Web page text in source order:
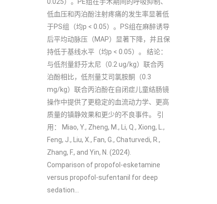
低血压和丙泊酚注射疼痛的发生率显著低
于PS组（均p < 0.05）。PS组在麻醉诱导
后平均动脉压（MAP）显著下降，并且保
持低于基线水平（均p < 0.05）。 结论：
与低剂量舒芬太尼（0.2 ug/kg）联合丙
泊酚相比，低剂量艾司氯胺酮（0.3
mg/kg）联合丙泊酚在自闭症儿童结肠镜
操作中提供了更稳定的血流动力学、更高
质量的镇静效果和更少的不良事件。 引
用： Miao, Y., Zheng, M., Li, Q., Xiong, L.,
Feng, J., Liu, X., Fan, G., Chaturvedi, R.,
Zhang, F., and Yin, N. (2024).
Comparison of propofol-esketamine
versus propofol-sufentanil for deep
sedation...